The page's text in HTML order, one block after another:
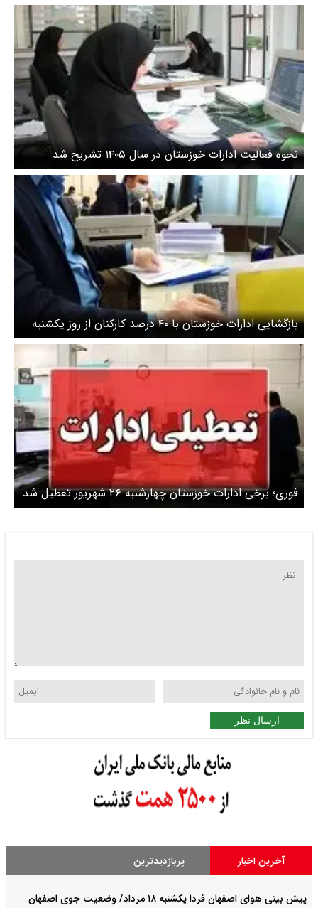
نحوه فعالیت ادارات خوزستان در سال ۱۴۰۵ تشریح شد
بازگشایی ادارات خوزستان با ۴۰ درصد کارکنان از روز یکشنبه
فوری؛ برخی ادارات خوزستان چهارشنبه ۲۶ شهریور تعطیل شد
ارسال نظر
آخرین اخبار پربازدیدترین
پیش بینی هوای اصفهان فردا یکشنبه ۱۸ مرداد/ وضعیت جوی اصفهان